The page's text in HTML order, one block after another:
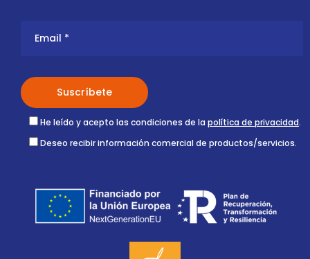
He leído y acepto las condiciones de la política de privacidad.
Deseo recibir información comercial de productos/servicios.